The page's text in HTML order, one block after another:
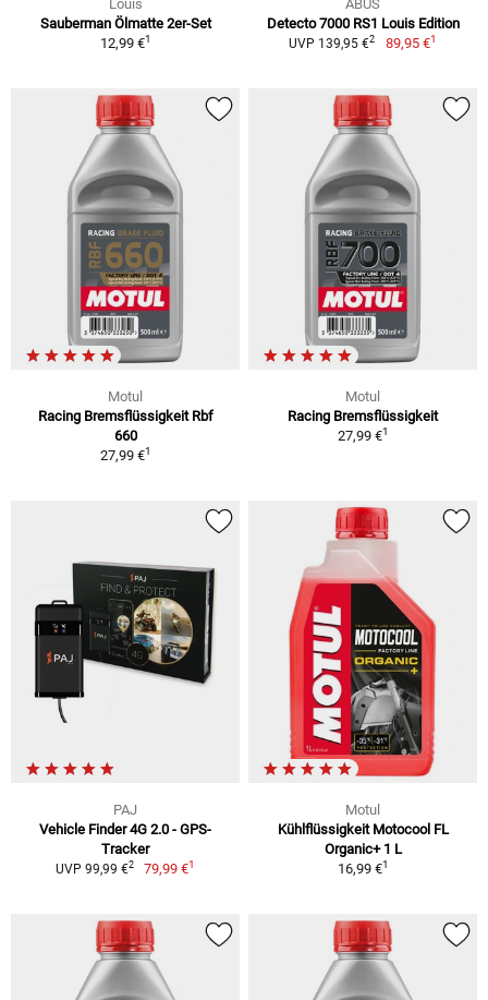
Louis
Sauberman Ölmatte 2er-Set
12,99 €1
ABUS
Detecto 7000 RS1 Louis Edition
UVP 139,95 €2 89,95 €1
Motul
Racing Bremsflüssigkeit Rbf
660
27,99 €1
Motul
Racing Bremsflüssigkeit
27,99 €1
PAJ
Vehicle Finder 4G 2.0 - GPS-
Tracker
UVP 99,99 €2 79,99 €1
Motul
Kühlflüssigkeit Motocool FL
Organic+ 1 L
16,99 €1